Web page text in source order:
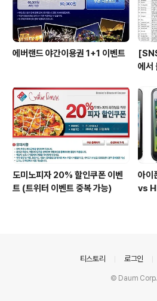
에버랜드 야간이용권 1+1 이벤트
에서
도미노피자 20% 할인쿠폰 이벤
트 (트위터 이벤트 중복 가능)
아이
vs
티스토리 로그인
© Daum Corp.